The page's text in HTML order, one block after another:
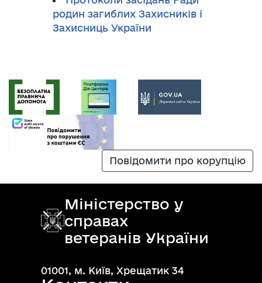
родин загиблих Захисників і
Захисниць України
Повідомити про корупцію
Міністерство у
справах
ветеранів України
01001, м. Київ, Хрещатик 34